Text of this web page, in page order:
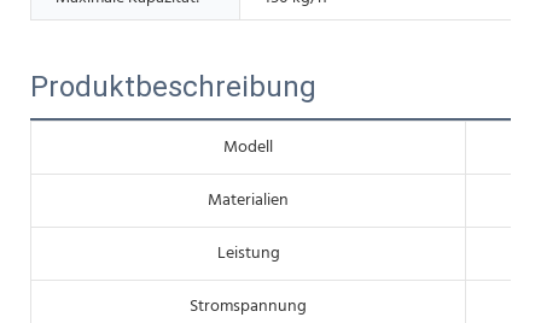
Produktbeschreibung
Modell
Materialien
Leistung
Stromspannung